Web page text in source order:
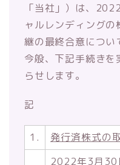
「当社」）は、
ャルレンディング
継の最終合意につい
今般、下記手続き
らせします。
記
1.
発行済株式の
2022年3月30